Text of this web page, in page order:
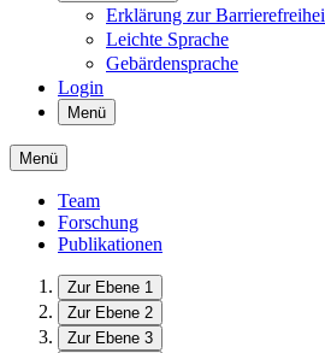
Erklärung zur
Leichte Sprache
Gebärdensprache
Login
Menü
Menü
Team
Forschung
Publikationen
Zur Ebene 1
Zur Ebene 2
Zur Ebene 3